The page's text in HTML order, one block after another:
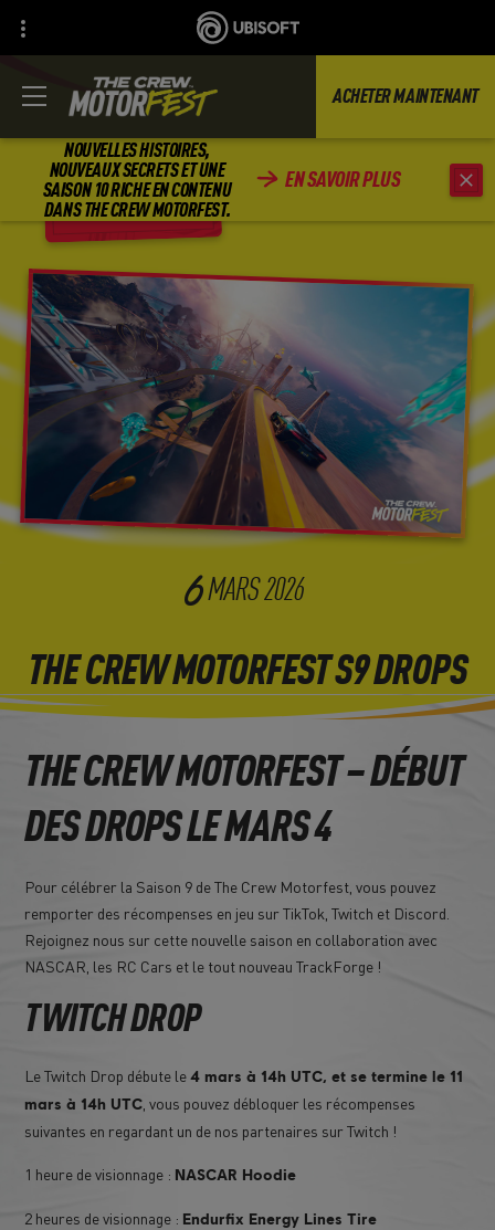
NOUVELLES HISTOIRES,
NOUVEAUX SECRETS ET UNE
SAISON 10 RICHE EN CONTENU
DANS THE CREW MOTORFEST.
EN SAVOIR PLUS
ACHETER MAINTENANT
RETOUR
6MARS2026
THE CREW MOTORFEST S9 DROPS
THE CREW MOTORFEST – DÉBUT
DES DROPS LE MARS 4
Pour célébrer la Saison 9 de The Crew Motorfest, vous pouvez
remporter des récompenses en jeu sur TikTok, Twitch et Discord.
Rejoignez nous sur cette nouvelle saison en collaboration avec
NASCAR, les RC Cars et le tout nouveau TrackForge !
TWITCH DROP
Le Twitch Drop débute le4 mars à 14h UTC, et se termine le 11
mars à 14h UTC , vous pouvez débloquer les récompenses
suivantes en regardant un de nos partenaires sur Twitch !
1 heure de visionnage : NASCAR Hoodie
2 heures de visionnage : Endurfix Energy Lines Tire